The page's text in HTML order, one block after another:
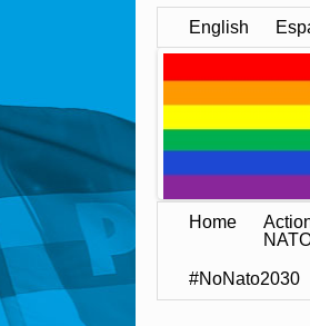
English
Home
#NoNato2030